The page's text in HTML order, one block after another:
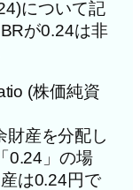
について記
が0.24は非
(株価純資
財産を分配し
0.24」の場
は0.24円で